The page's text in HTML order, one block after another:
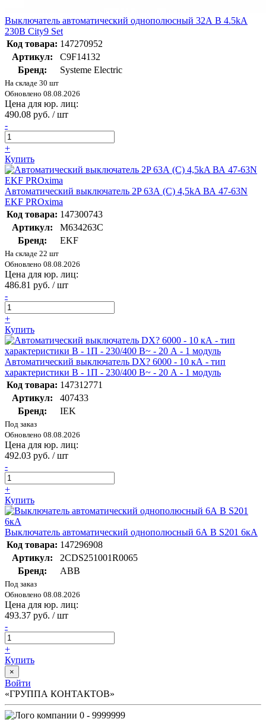
Выключатель автоматический однополюсный 32А B 4.5kA
230В City9 Set
Код товара: 147270952
Артикул:
C9F14132
Бренд:
Systeme Electric
На складе 30 шт
Обновлено 08.08.2026
Цена для юр. лиц:
490.08 руб. / шт
-
+
Купить
Автоматический выключатель 2P 63А (C) 4,5kA ВА 47-63N
EKF PROxima
Код товара: 147300743
Артикул:
M634263C
Бренд:
EKF
На складе 22 шт
Обновлено 08.08.2026
Цена для юр. лиц:
486.81 руб. / шт
-
+
Купить
Автоматический выключатель DX? 6000 - 10 кА - тип
характеристики B - 1П - 230/400 В~ - 20 А - 1 модуль
Код товара: 147312771
Артикул:
407433
Бренд:
IEK
Под заказ
Обновлено 08.08.2026
Цена для юр. лиц:
492.03 руб. / шт
-
+
Купить
Выключатель автоматический однополюсный 6А В S201 6кА
Код товара: 147296908
Артикул:
2CDS251001R0065
Бренд:
ABB
Под заказ
Обновлено 08.08.2026
Цена для юр. лиц:
493.37 руб. / шт
-
+
Купить
×
Войти
«ГРУППА КОНТАКТОВ»
0 - 9999999